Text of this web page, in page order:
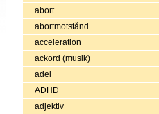
abort
abortmotstånd
acceleration
ackord (musik)
adel
ADHD
adjektiv